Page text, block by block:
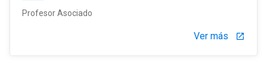
Profesor Asociado
Ver más launch